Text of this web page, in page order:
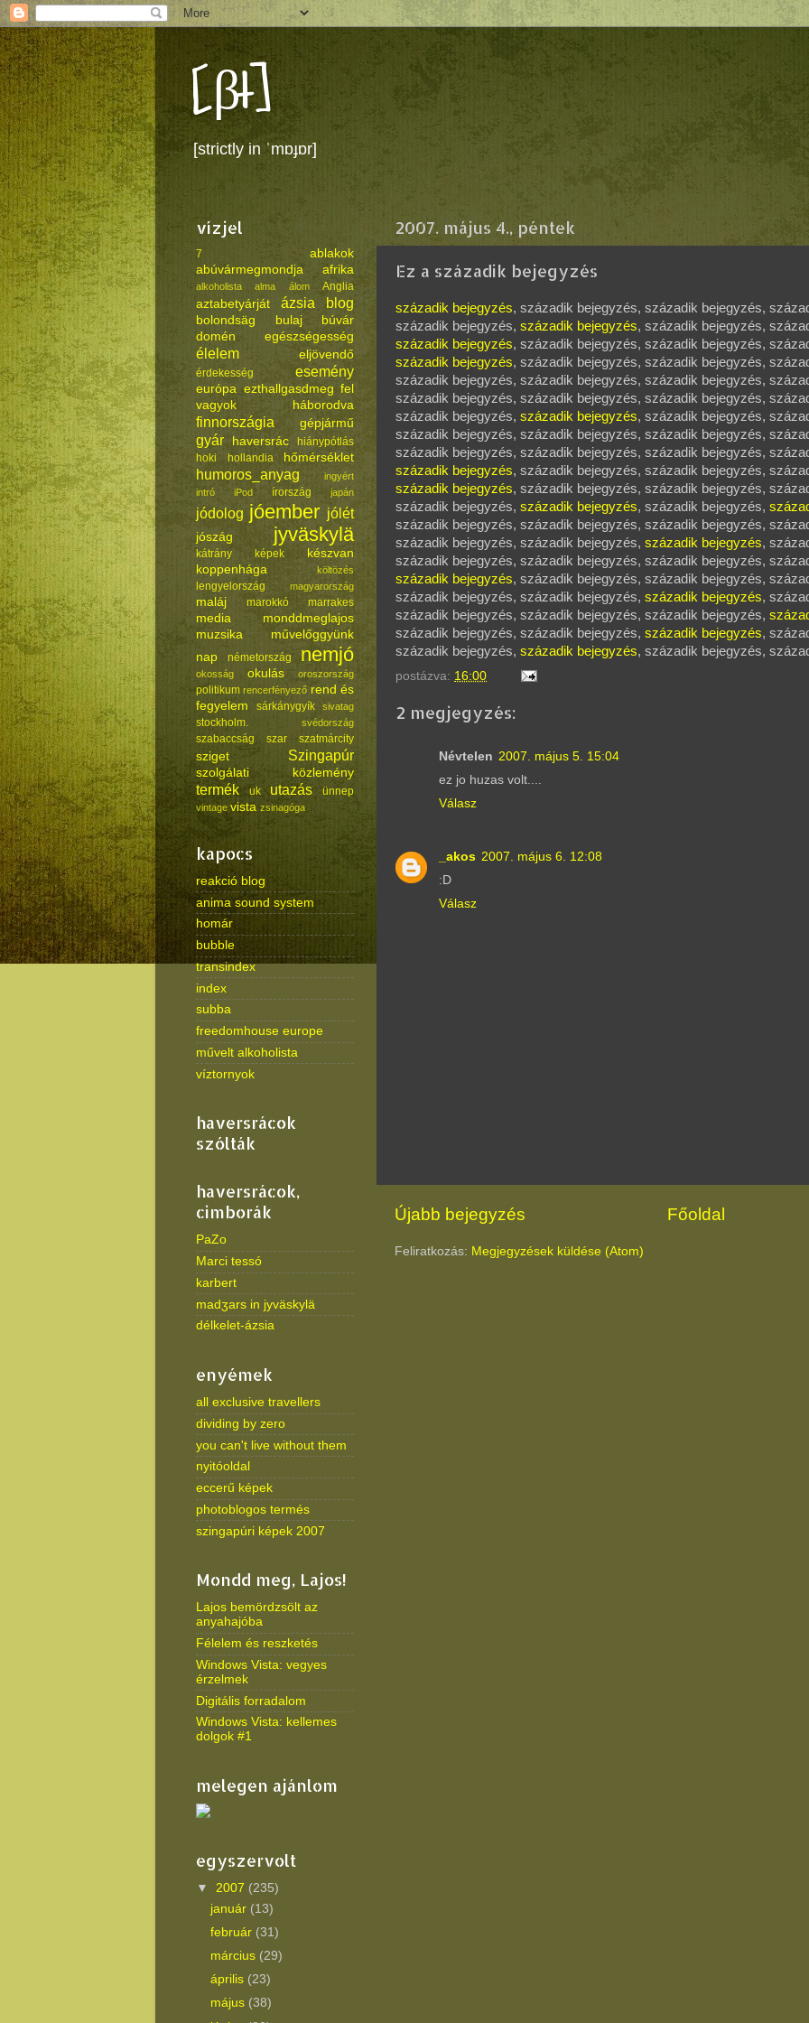
[βł]
[strictly in ˈmɒɟɒr]
2007. május 4., péntek
Ez a századik bejegyzés
századik bejegyzés, századik bejegyzés, századik bejegyzés,
századik bejegyzés, századik bejegyzés, századik bejegyzés,
századik bejegyzés, századik bejegyzés, századik bejegyzés,
századik bejegyzés, századik bejegyzés, századik bejegyzés,
századik bejegyzés, századik bejegyzés, századik bejegyzés,
századik bejegyzés, századik bejegyzés, századik bejegyzés,
századik bejegyzés, századik bejegyzés, századik bejegyzés,
századik bejegyzés, századik bejegyzés, századik bejegyzés,
századik bejegyzés, századik bejegyzés, századik bejegyzés,
századik bejegyzés, századik bejegyzés, századik bejegyzés,
századik bejegyzés, századik bejegyzés, századik bejegyzés,
századik bejegyzés, századik bejegyzés, századik bejegyzés,
századik bejegyzés, századik bejegyzés, századik bejegyzés,
századik bejegyzés, századik bejegyzés, századik bejegyzés,
századik bejegyzés, századik bejegyzés, századik bejegyzés,
századik bejegyzés, századik bejegyzés, századik bejegyzés,
századik bejegyzés, századik bejegyzés, századik bejegyzés,
századik bejegyzés, századik bejegyzés, századik bejegyzés,
századik bejegyzés, századik bejegyzés, századik bejegyzés,
századik bejegyzés, századik bejegyzés, századik bejegyzés,
postázva: 16:00
2 megjegyzés:
Névtelen 2007. május 5. 15:04
ez jo huzas volt....
Válasz
_akos 2007. május 6. 12:08
:D
Válasz
Újabb bejegyzés Főoldal
Feliratkozás: Megjegyzések küldése (Atom)
vízjel
7
ablakok
abúvármegmondja
afrika
alkoholista alma álom Anglia
aztabetyárját ázsia blog
bolondsäg bulaj
búvár
domén
egészségesség
élelem eljövendő
érdekesség esemény
európa ezthallgasdmeg fel
vagyok háborodva
finnországia gépjármű
gyár haversrác
hiánypótlás
hoki
hollandia hőmérséklet
humoros_anyag
ingyért
intró
iPod írország japán
jódolog jóember jólét
jószág jyväskylä
kátrány képek
készvan
koppenhága
költözés
lengyelország magyarország
maláj marokkó marrakes
media
monddmeglajos
muzsika
művelőggyünk
nap
németország nemjó
okosság okulás oroszország
politikum rencerfényező rend és
fegyelem
sárkánygyík sivatag
stockholm. svédország
szabaccság szar szatmárcity
sziget Szingapúr
szolgálati közlemény
termék uk utazás ünnep
vintage vista zsinagóga
kapocs
reakció blog
anima sound system
homár
bubble
transindex
index
subba
freedomhouse europe
művelt alkoholista
víztornyok
haversrácok
szólták
haversrácok,
cimborák
PaZo
Marci tessó
karbert
madʒars in jyväskylä
délkelet-ázsia
enyémek
all exclusive travellers
dividing by zero
you can't live without them
nyitóoldal
eccerű képek
photoblogos termés
szingapúri képek 2007
Mondd meg, Lajos!
Lajos bemördzsölt az
anyahajóba
Félelem és reszketés
Windows Vista: vegyes
érzelmek
Digitális forradalom
Windows Vista: kellemes
dolgok #1
melegen ajánlom
egyszervolt
▼ 2007 (235)
január (13)
február (31)
március (29)
április (23)
május (38)